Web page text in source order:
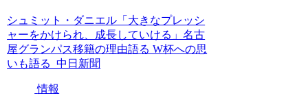
シュミット・ダニエル「大きなプレッシ
ャーをかけられ、成長していける」名古
屋グランパス移籍の理由語る W杯への思
いも語る 中日新聞
情報